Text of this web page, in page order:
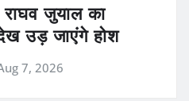
जुयाल का
उड़ जाएंगे होश
7, 2026